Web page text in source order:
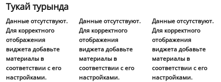
Тукай турында
Данные отсутствуют.
Для корректного
отображения
виджета добавьте
материалы в
соответствии с его
настройками.
Данные отсутствуют.
Для корректного
отображения
виджета добавьте
материалы в
соответствии с его
настройками.
Данные отсутствуют.
Для корректного
отображения
виджета добавьте
материалы в
соответствии с его
настройками.